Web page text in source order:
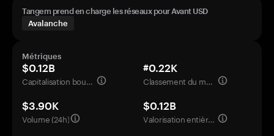
Tangem prend en charge les réseaux pour Avant USD
Avalanche
Métriques
$0.12B
Capitalisation boursière
#0.22K
Classement du marché
$3.90K
Volume (24h)
$0.12B
Valorisation entièrement diluée